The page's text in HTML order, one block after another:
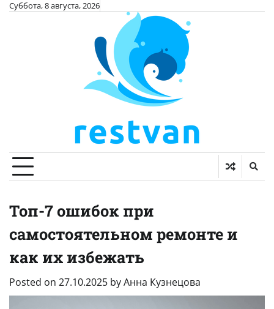
SkipСуббота, 8 августа, 2026
Топ-7 ошибок при
самостоятельном ремонте и
как их избежать
Posted on 27.10.2025 byАнна Кузнецова